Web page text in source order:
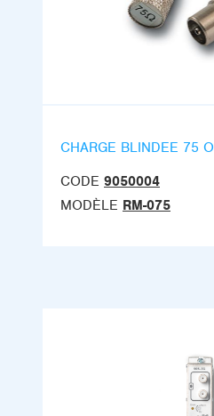
CHARGE BLINDEE 75
CODE 9050004
MODÈLE RM-075